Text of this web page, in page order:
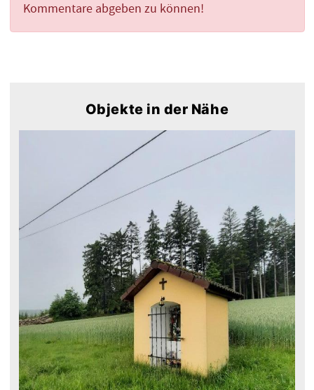
Kommentare abgeben zu können!
Objekte in der Nähe